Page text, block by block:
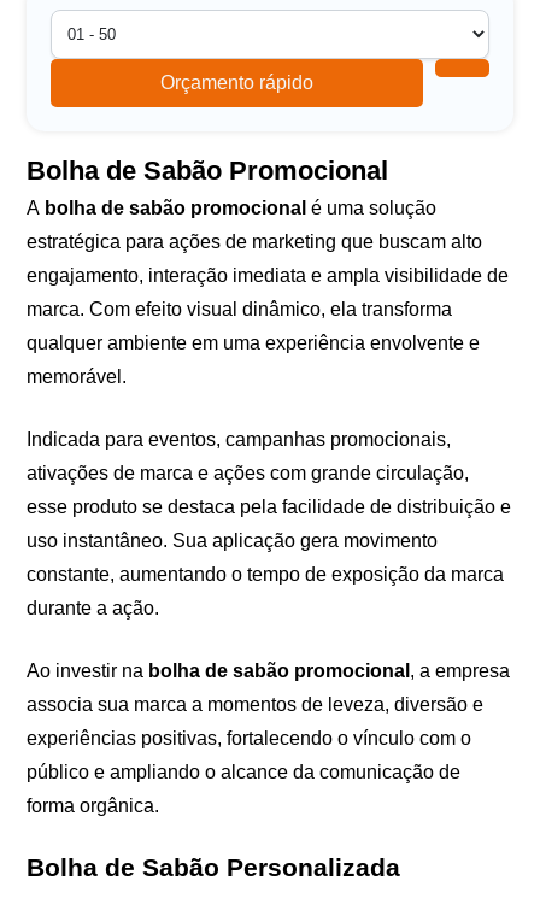
Orçamento rápido
Bolha de Sabão Promocional
A bolha de sabão promocional é uma solução
estratégica para ações de marketing que buscam alto
engajamento, interação imediata e ampla visibilidade de
marca. Com efeito visual dinâmico, ela transforma
qualquer ambiente em uma experiência envolvente e
memorável.
Indicada para eventos, campanhas promocionais,
ativações de marca e ações com grande circulação,
esse produto se destaca pela facilidade de distribuição e
uso instantâneo. Sua aplicação gera movimento
constante, aumentando o tempo de exposição da marca
durante a ação.
Ao investir na bolha de sabão promocional , a empresa
associa sua marca a momentos de leveza, diversão e
experiências positivas, fortalecendo o vínculo com o
público e ampliando o alcance da comunicação de
forma orgânica.
Bolha de Sabão Personalizada